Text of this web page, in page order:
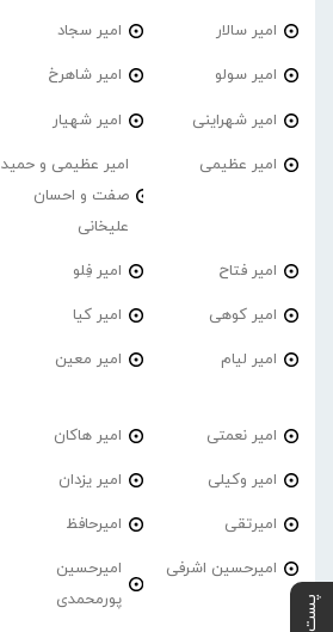
امیر سالار امیر سجاد
امیر سولو امیر شاهرخ
امیر شهراینی امیر شهیار
امیر عظیمی
امیر عظیمی و حمید
صفت و احسان
علیخانی
امیر فتاح امیر فِلو
امیر کوهی امیر کیا
امیر لیام امیر معین
امیر نعمتی امیر هاکان
امیر وکیلی امیر یزدان
امیرتقی امیرحافظ
امیرحسین اشرفی
امیرحسین
پورمحمدی